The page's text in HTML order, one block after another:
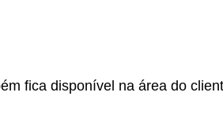
fica disponível na área do